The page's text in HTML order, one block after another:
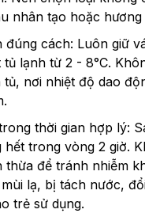
nhân tạo hoặc
đúng cách: Luôn giữ
tủ lạnh từ 2 - 8°C.
tủ, nơi nhiệt độ dao
thời gian hợp lý:
hết trong vòng 2 giờ.
thừa để tránh nhiễm
lạ, bị tách nước,
trẻ sử dụng.